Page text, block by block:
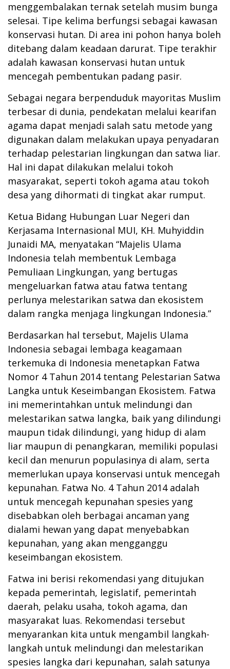
menggembalakan ternak setelah musim bunga
selesai. Tipe kelima berfungsi sebagai kawasan
konservasi hutan. Di area ini pohon hanya boleh
ditebang dalam keadaan darurat. Tipe terakhir
adalah kawasan konservasi hutan untuk
mencegah pembentukan padang pasir.
Sebagai negara berpenduduk mayoritas Muslim
terbesar di dunia, pendekatan melalui kearifan
agama dapat menjadi salah satu metode yang
digunakan dalam melakukan upaya penyadaran
terhadap pelestarian lingkungan dan satwa liar.
Hal ini dapat dilakukan melalui tokoh
masyarakat, seperti tokoh agama atau tokoh
desa yang dihormati di tingkat akar rumput.
Ketua Bidang Hubungan Luar Negeri dan
Kerjasama Internasional MUI, KH. Muhyiddin
Junaidi MA, menyatakan “Majelis Ulama
Indonesia telah membentuk Lembaga
Pemuliaan Lingkungan, yang bertugas
mengeluarkan fatwa atau fatwa tentang
perlunya melestarikan satwa dan ekosistem
dalam rangka menjaga lingkungan Indonesia.”
Berdasarkan hal tersebut, Majelis Ulama
Indonesia sebagai lembaga keagamaan
terkemuka di Indonesia menetapkan Fatwa
Nomor 4 Tahun 2014 tentang Pelestarian Satwa
Langka untuk Keseimbangan Ekosistem. Fatwa
ini memerintahkan untuk melindungi dan
melestarikan satwa langka, baik yang dilindungi
maupun tidak dilindungi, yang hidup di alam
liar maupun di penangkaran, memiliki populasi
kecil dan menurun populasinya di alam, serta
memerlukan upaya konservasi untuk mencegah
kepunahan. Fatwa No. 4 Tahun 2014 adalah
untuk mencegah kepunahan spesies yang
disebabkan oleh berbagai ancaman yang
dialami hewan yang dapat menyebabkan
kepunahan, yang akan mengganggu
keseimbangan ekosistem.
Fatwa ini berisi rekomendasi yang ditujukan
kepada pemerintah, legislatif, pemerintah
daerah, pelaku usaha, tokoh agama, dan
masyarakat luas. Rekomendasi tersebut
menyarankan kita untuk mengambil langkah-
langkah untuk melindungi dan melestarikan
spesies langka dari kepunahan, salah satunya